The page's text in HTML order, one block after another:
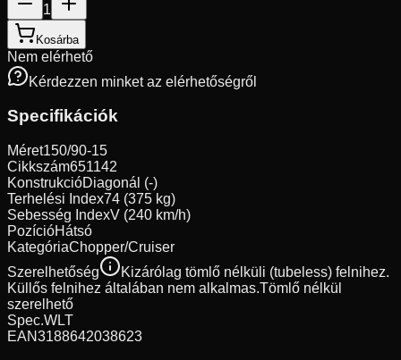
1
Kosárba
Nem elérhető
Kérdezzen minket az elérhetőségről
Specifikációk
Méret150/90-15
Cikkszám651142
KonstrukcióDiagonál (-)
Terhelési Index74 (375 kg)
Sebesség IndexV (240 km/h)
PozícióHátsó
KategóriaChopper/Cruiser
Szerelhetőség
Kizárólag tömlő nélküli (tubeless) felnihez.
Küllős felnihez általában nem alkalmas.Tömlő nélkül
szerelhető
Spec.WLT
EAN3188642038623